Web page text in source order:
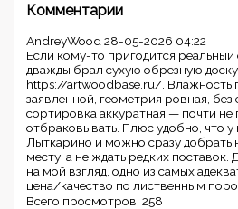
Комментарии
AndreyWood 28-05-2026 04:22
Если кому-то пригодится
дважды брал сухую обрезную доску
https://artwoodbase.ru/ . Влажность
заявленной, геометрия ровная, без
сортировка аккуратная — почти не
отбраковывать. Плюс удобно, что у
Лыткарино и можно сразу добрать
месту, а не ждать редких поставок.
на мой взгляд, одно из самых
цена/качество по лиственным
Всего просмотров: 258